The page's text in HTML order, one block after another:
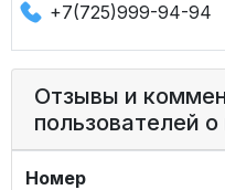
+7(725)999-94-94
Отзывы и
пользователей
Номер